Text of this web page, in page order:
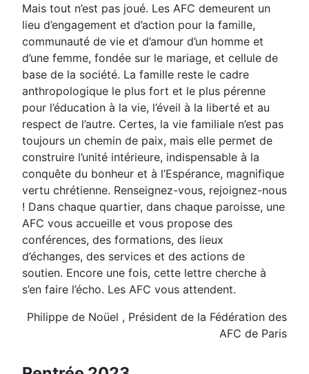
Mais tout n’est pas joué. Les AFC demeurent un
lieu d’engagement et d’action pour la famille,
communauté de vie et d’amour d’un homme et
d’une femme, fondée sur le mariage, et cellule de
base de la société. La famille reste le cadre
anthropologique le plus fort et le plus pérenne
pour l’éducation à la vie, l’éveil à la liberté et au
respect de l’autre. Certes, la vie familiale n’est pas
toujours un chemin de paix, mais elle permet de
construire l’unité intérieure, indispensable à la
conquête du bonheur et à l’Espérance, magnifique
vertu chrétienne. Renseignez-vous, rejoignez-nous
! Dans chaque quartier, dans chaque paroisse, une
AFC vous accueille et vous propose des
conférences, des formations, des lieux
d’échanges, des services et des actions de
soutien. Encore une fois, cette lettre cherche à
s’en faire l’écho. Les AFC vous attendent.
Philippe de Noüel , Président de la Fédération des
AFC de Paris